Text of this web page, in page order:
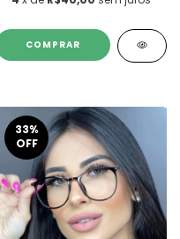
COMPRAR
33%
OFF